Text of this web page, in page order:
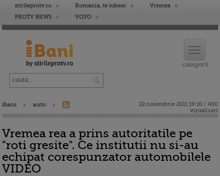
stirileprotv.ro Romania, te iubesc
Vremea
PROTV NEWS
VOYO
ibani auto
22 noiembrie 2011 19:10 / 400
vizualizari
Vremea rea a prins autoritatile pe
"roti gresite". Ce institutii nu si-au
echipat corespunzator automobilele
VIDEO